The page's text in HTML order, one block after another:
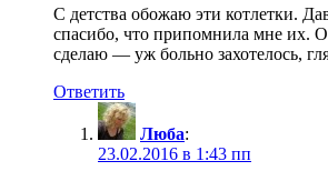
С детства обожаю эти котлетки.
спасибо, что припомнила мне их.
сделаю — уж больно захотелось,
Ответить
Люба:
23.02.2016 в 1:43 пп